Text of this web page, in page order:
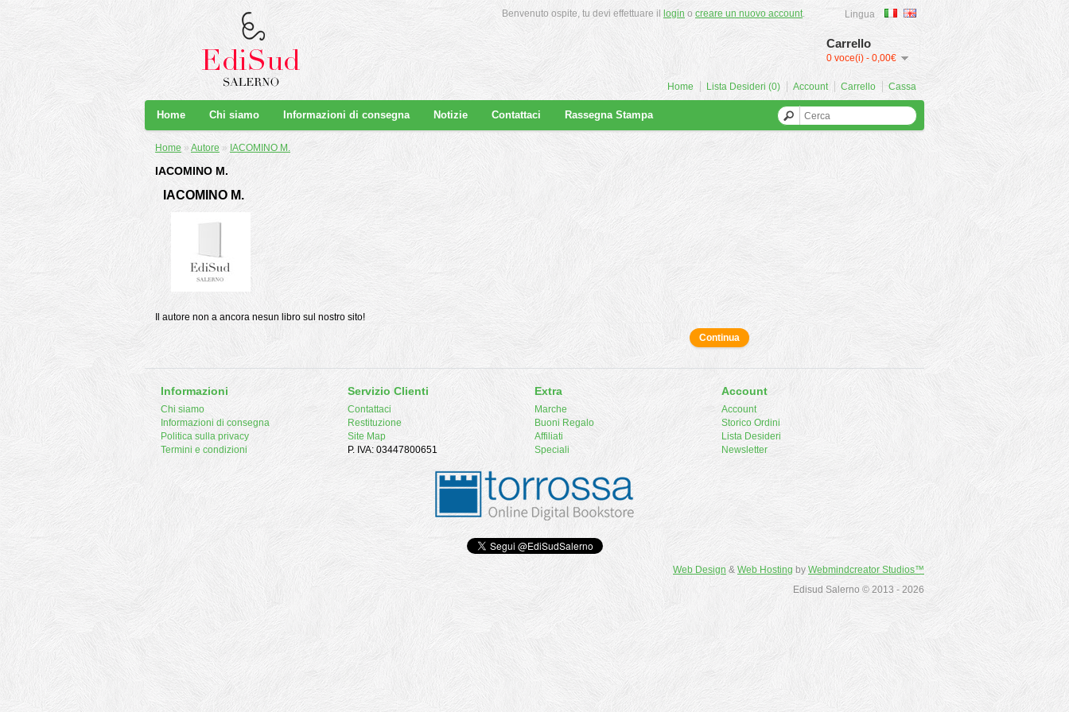
Lingua
Carrello
0 voce(i) - 0,00€
Benvenuto ospite, tu devi effettuare il login o creare un nuovo account.
Home Lista Desideri (0) Account Carrello Cassa
Home Chi siamo Informazioni di consegna Notizie Contattaci Rassegna Stampa
Home » Autore » IACOMINO M.
IACOMINO M.
IACOMINO M.
Il autore non a ancora nesun libro sul nostro sito!
Continua
Informazioni
Chi siamo
Informazioni di consegna
Politica sulla privacy
Termini e condizioni
Servizio Clienti
Contattaci
Restituzione
Site Map
P. IVA: 03447800651
Extra
Marche
Buoni Regalo
Affiliati
Speciali
Account
Account
Storico Ordini
Lista Desideri
Newsletter
Web Design & Web Hosting by Webmindcreator Studios™
Edisud Salerno © 2013 - 2026